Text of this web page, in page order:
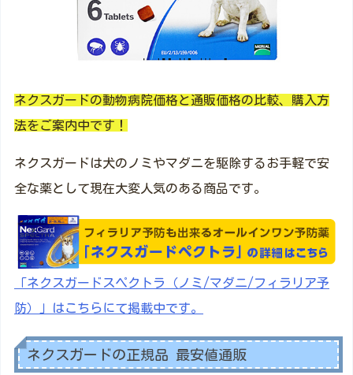
ネクスガードの動物病院価格と通販価格の比較、購入方
法をご案内中です！
ネクスガードは犬のノミやマダニを駆除するお手軽で安
全な薬として現在大変人気のある商品です。
「ネクスガードスペクトラ（ノミ/マダニ/フィラリア予
防）」はこちらにて掲載中です。
ネクスガードの正規品 最安値通販